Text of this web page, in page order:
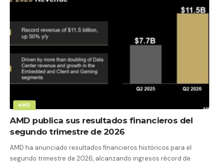
AMD
AMD publica sus resultados financieros del
segundo trimestre de 2026
AMD ha anunciado resultados financieros históricos para el
segundo trimestre de 2026, alcanzando ingresos récord de